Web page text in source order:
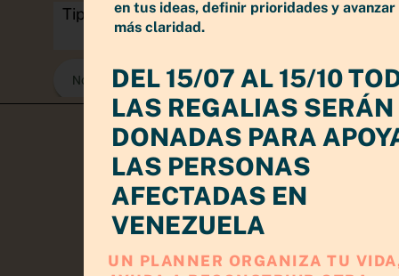
en tus ideas, definir prioridades y avanzar
más claridad.
DEL 15/07 AL 15/10
LAS REGALIAS SERÁN
DONADAS PARA
LAS PERSONAS
AFECTADAS EN
VENEZUELA
UN PLANNER ORGANIZA TU